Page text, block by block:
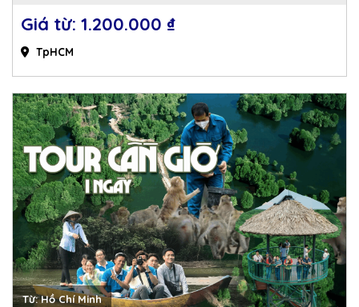
1.200.000 ₫
TpHCM
Từ: Hồ Chí Minh